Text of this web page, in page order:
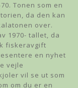
Tonen som en
da den kan
over.
1970- tallet, da
fiskeravgift
en nyhet
vejle
vil se ut som
om du er en